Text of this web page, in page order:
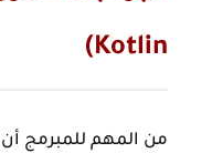
Kotlin)
من المهم للمبرمج